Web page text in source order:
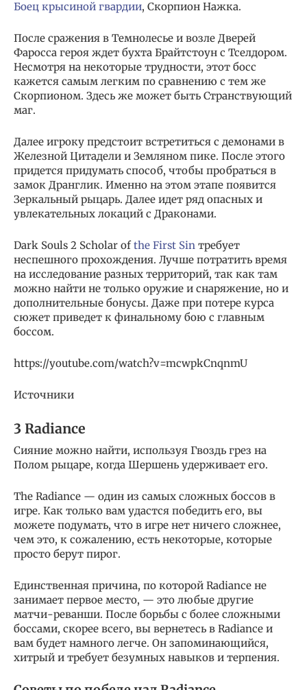
Боец крысиной гвардии, Скорпион Нажка.
После сражения в Темнолесье и возле Дверей
Фаросса героя ждет бухта Брайтстоун с Тселдором.
Несмотря на некоторые трудности, этот босс
кажется самым легким по сравнению с тем же
Скорпионом. Здесь же может быть Странствующий
маг.
Далее игроку предстоит встретиться с демонами в
Железной Цитадели и Земляном пике. После этого
придется придумать способ, чтобы пробраться в
замок Дранглик. Именно на этом этапе появится
Зеркальный рыцарь. Далее идет ряд опасных и
увлекательных локаций с Драконами.
Dark Souls 2 Scholar ofthe First Sin требует
неспешного прохождения. Лучше потратить время
на исследование разных территорий, так как там
можно найти не только оружие и снаряжение, но и
дополнительные бонусы. Даже при потере курса
сюжет приведет к финальному бою с главным
боссом.
https://youtube.com/watch?v=mcwpkCnqnmU
Источники
3 Radiance
Сияние можно найти, используя Гвоздь грез на
Полом рыцаре, когда Шершень удерживает его.
The Radiance — один из самых сложных боссов в
игре. Как только вам удастся победить его, вы
можете подумать, что в игре нет ничего сложнее,
чем это, к сожалению, есть некоторые, которые
просто берут пирог.
Единственная причина, по которой Radiance не
занимает первое место, — это любые другие
матчи-реванши. После борьбы с более сложными
боссами, скорее всего, вы вернетесь в Radiance и
вам будет намного легче. Он запоминающийся,
хитрый и требует безумных навыков и терпения.